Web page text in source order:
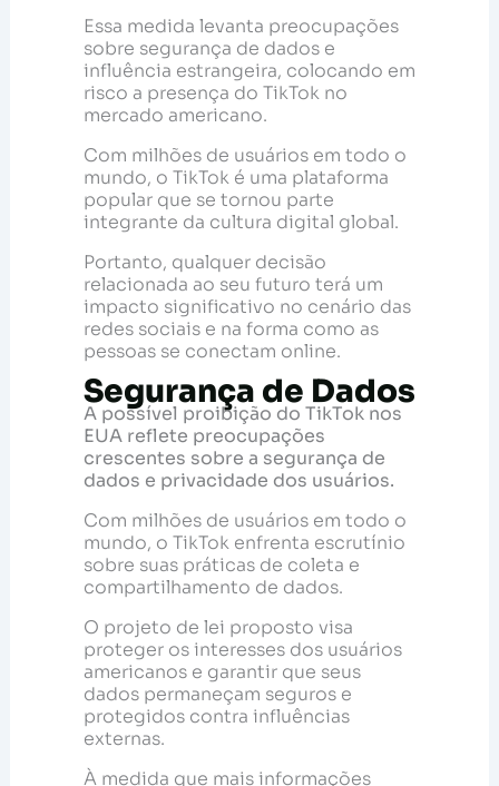
Essa medida levanta preocupações
sobre segurança de dados e
influência estrangeira, colocando em
risco a presença do TikTok no
mercado americano.
Com milhões de usuários em todo o
mundo, o TikTok é uma plataforma
popular que se tornou parte
integrante da cultura digital global.
Portanto, qualquer decisão
relacionada ao seu futuro terá um
impacto significativo no cenário das
redes sociais e na forma como as
pessoas se conectam online.
Segurança de Dados
A possível proibição do TikTok nos
EUA reflete preocupações
crescentes sobre a segurança de
dados e privacidade dos usuários.
Com milhões de usuários em todo o
mundo, o TikTok enfrenta escrutínio
sobre suas práticas de coleta e
compartilhamento de dados.
O projeto de lei proposto visa
proteger os interesses dos usuários
americanos e garantir que seus
dados permaneçam seguros e
protegidos contra influências
externas.
À medida que mais informações